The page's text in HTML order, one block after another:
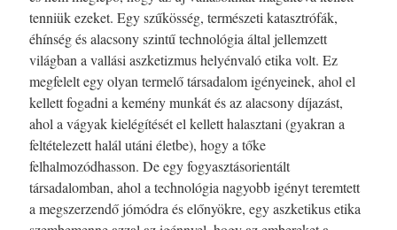
tenniük ezeket. Egy szűkösség, természeti katasztrófák,
éhínség és alacsony szintű technológia által jellemzett
világban a vallási aszketizmus helyénvaló etika volt. Ez
megfelelt egy olyan termelő társadalom igényeinek, ahol el
kellett fogadni a kemény munkát és az alacsony díjazást,
ahol a vágyak kielégítését el kellett halasztani (gyakran a
feltételezett halál utáni életbe), hogy a tőke
felhalmozódhasson. De egy fogyasztásorientált
társadalomban, ahol a technológia nagyobb igényt teremtett
a megszerzendő jómódra és előnyökre, egy aszketikus etika